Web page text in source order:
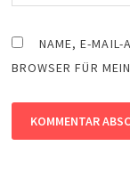
NAME, E-MAIL-
BROWSER FÜR